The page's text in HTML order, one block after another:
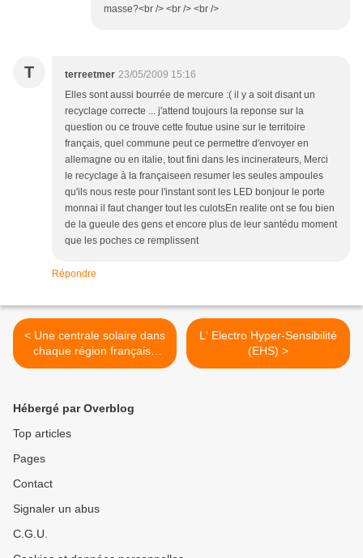
masse?<br /> <br /> <br />
T terreetmer 23/05/2009 15:16
Elles sont aussi bourrée de mercure :( il y a soit disant un
recyclage correcte ... j'attend toujours la reponse sur la
question ou ce trouve cette foutue usine sur le territoire
français, quel commune peut ce permettre d'envoyer en
allemagne ou en italie, tout fini dans les incinerateurs, Merci
le recyclage à la françaiseen resumer les seules ampoules
qu'ils nous reste pour l'instant sont les LED bonjour le porte
monnai il faut changer tout les culotsEn realite ont se fou bien
de la gueule des gens et encore plus de leur santédu moment
que les poches ce remplissent
Répondre
< Une centrale solaire dans
chaque région française
d'ici 2011
L' Electro Hyper-Sensibilité
(EHS) >
Hébergé par Overblog
Top articles
Pages
Contact
Signaler un abus
C.G.U.